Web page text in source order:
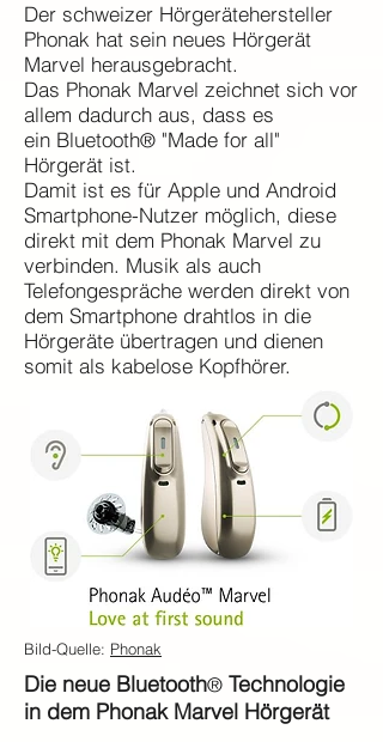
Der schweizer Hörgerätehersteller
Phonak hat sein neues Hörgerät
Marvel herausgebracht.
Das Phonak Marvel zeichnet sich vor
allem dadurch aus, dass es
ein Bluetooth® "Made for all"
Hörgerät ist.
Damit ist es für Apple und Android
Smartphone-Nutzer möglich, diese
direkt mit dem Phonak Marvel zu
verbinden. Musik als auch
Telefongespräche werden direkt von
dem Smartphone drahtlos in die
Hörgeräte übertragen und dienen
somit als kabelose Kopfhörer.
Bild-Quelle: Phonak
Die neue Bluetooth® Technologie
in dem Phonak Marvel Hörgerät